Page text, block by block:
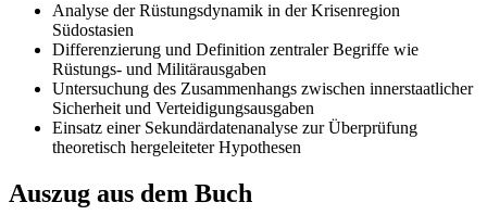
Analyse der Rüstungsdynamik in der Krisenregion
Südostasien
Differenzierung und Definition zentraler Begriffe wie
Rüstungs- und Militärausgaben
Untersuchung des Zusammenhangs zwischen innerstaatlicher
Sicherheit und Verteidigungsausgaben
Einsatz einer Sekundärdatenanalyse zur Überprüfung
theoretisch hergeleiteter Hypothesen
Auszug aus dem Buch